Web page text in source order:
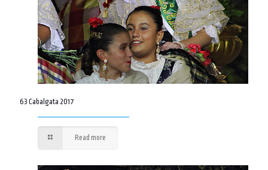
63 Cabalgata 2017
Read more